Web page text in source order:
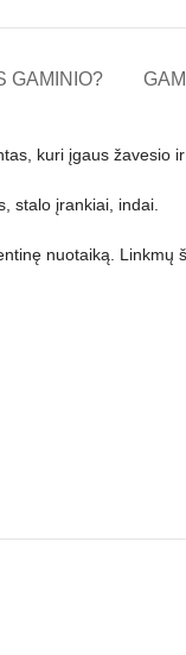
GAMINIO?
kuri įgaus žavesio
stalo įrankiai, indai.
nuotaiką. Linkmų